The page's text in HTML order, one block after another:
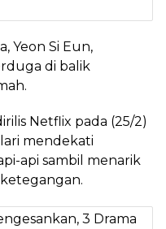
Yeon Si Eun,
di balik
Netflix pada (25/2)
mendekati
api sambil menarik
3 Drama